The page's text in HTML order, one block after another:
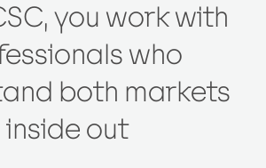
you work with
who
both markets
inside out